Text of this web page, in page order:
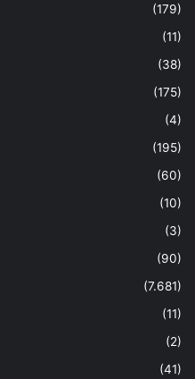
(179)
(11)
(38)
(175)
(4)
(195)
(60)
(10)
(3)
(90)
(7.681)
(11)
(2)
(41)